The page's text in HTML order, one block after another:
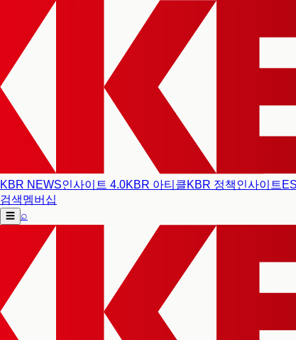
KBR NEWS인사이트 4.0KBR 아티클KBR 정책인사이트
검색멤버십
☰ ⌕